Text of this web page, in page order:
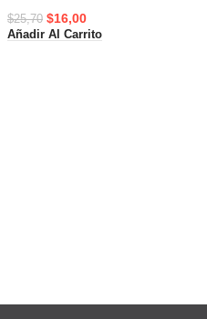
$25,70 $16,00
Añadir Al Carrito